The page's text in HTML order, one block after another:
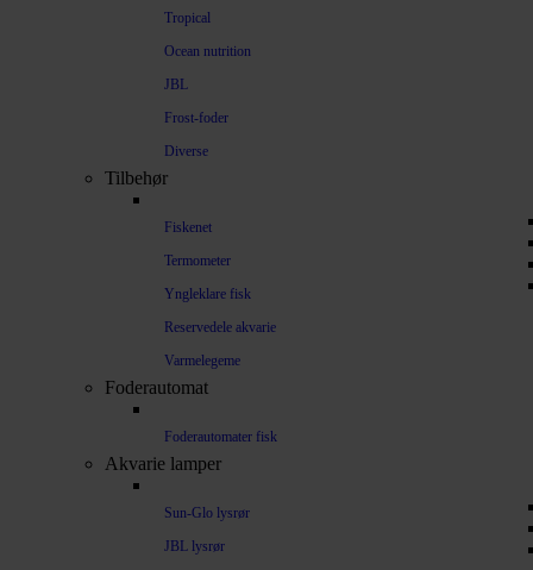
Tropical
Ocean nutrition
JBL
Frost-foder
Diverse
Tilbehør
Fiskenet
Termometer
Yngleklare fisk
Reservedele akvarie
Varmelegeme
Foderautomat
Foderautomater fisk
Akvarie lamper
Sun-Glo lysrør
JBL lysrør